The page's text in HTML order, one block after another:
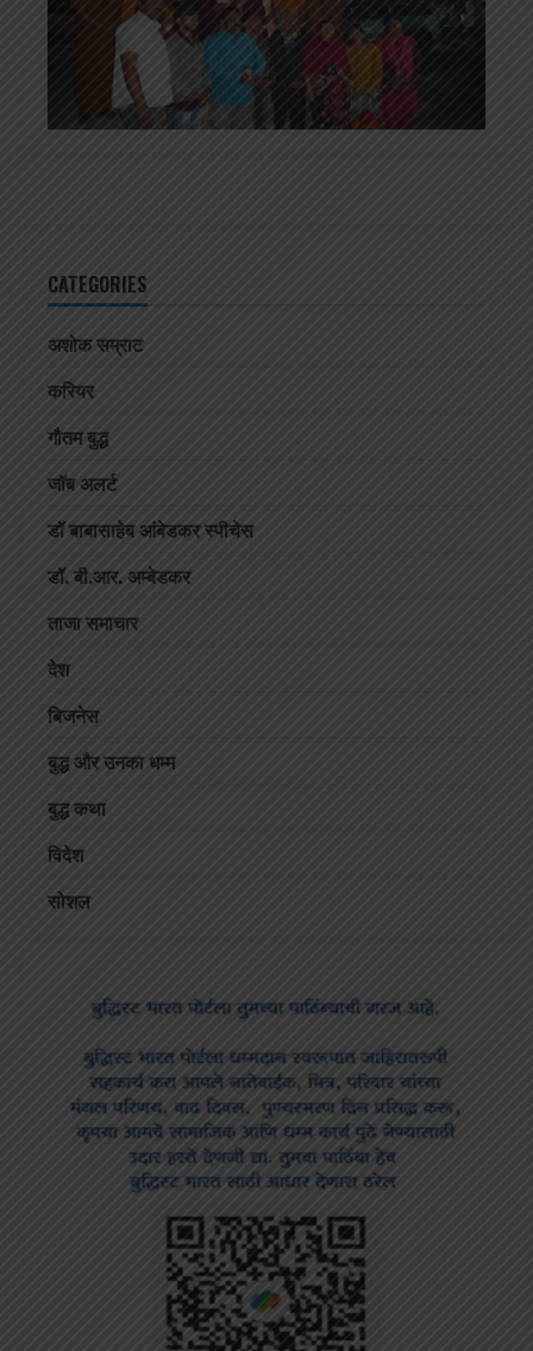
CATEGORIES
अशोक सम्राट
करियर
गौतम बुद्ध
जॉब अलर्ट
डॉ बाबासाहेब आंबेडकर स्पीचेस
डॉ. बी.आर. अम्बेडकर
ताजा समाचार
देश
बिजनेस
बुद्ध और उनका धम्म
बुद्ध कथा
विदेश
सोशल